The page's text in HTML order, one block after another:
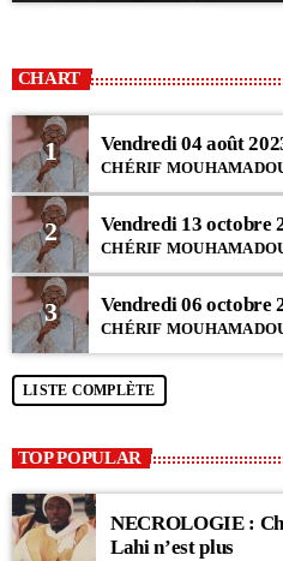
CHART
1 Vendredi 04 août
CHÉRIF
2 Vendredi 13 octobre
CHÉRIF
3 Vendredi 06 octobre
CHÉRIF
LISTE COMPLÈTE
TOP POPULAR
NECROLOGIE :
Lahi n’est plus